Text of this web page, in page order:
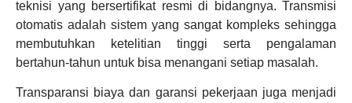
teknisi yang bersertifikat resmi di bidangnya. Transmisi
otomatis adalah sistem yang sangat kompleks sehingga
membutuhkan ketelitian tinggi serta pengalaman
bertahun-tahun untuk bisa menangani setiap masalah.
Transparansi biaya dan garansi pekerjaan juga menjadi